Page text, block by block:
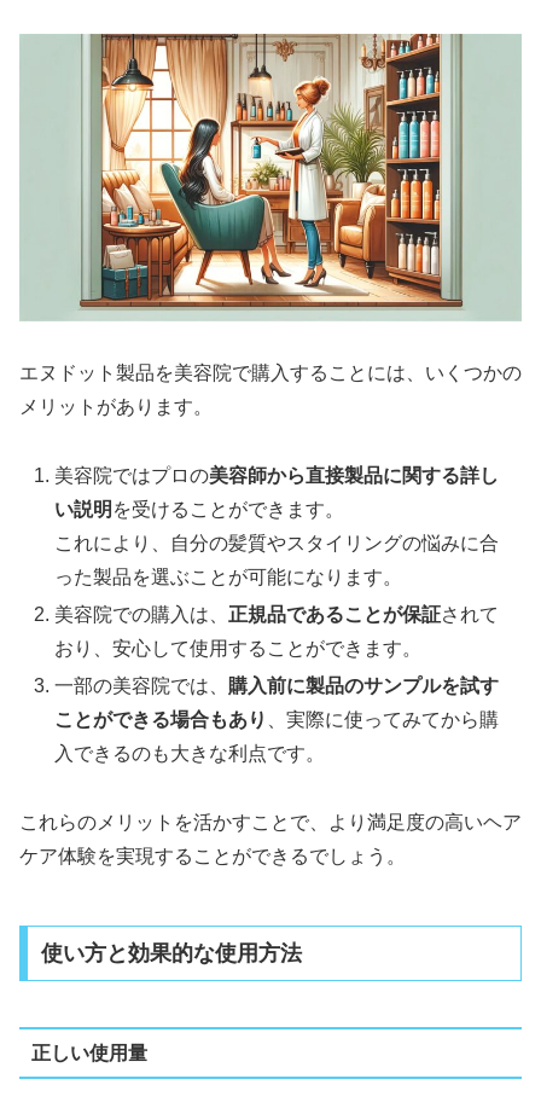
エヌドット製品を美容院で購入することには、いくつかの
メリットがあります。
美容院ではプロの美容師から直接製品に関する詳し
い説明 を受けることができます。
これにより、自分の髪質やスタイリングの悩みに合
った製品を選ぶことが可能になります。
美容院での購入は、 正規品であることが保証されて
おり、安心して使用することができます。
一部の美容院では、 購入前に製品のサンプルを試す
ことができる場合もあり
、実際に使ってみてから購
入できるのも大きな利点です。
これらのメリットを活かすことで、より満足度の高いヘア
ケア体験を実現することができるでしょう。
使い方と効果的な使用方法
正しい使用量